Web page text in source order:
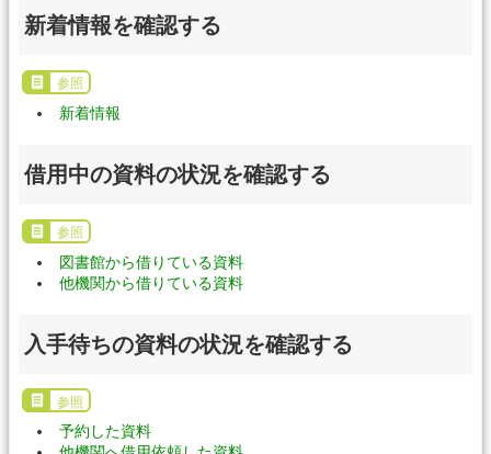
新着情報を確認する
参照
新着情報
借用中の資料の状況を確認する
参照
図書館から借りている資料
他機関から借りている資料
入手待ちの資料の状況を確認する
参照
予約した資料